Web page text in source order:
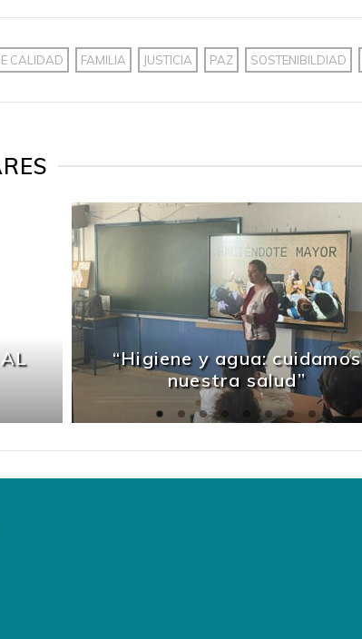
CALIDAD FAMILIA JUSTICIA PAZ SOSTENIBILDIAD
“Higiene y agua: cuidamos
nuestra salud”